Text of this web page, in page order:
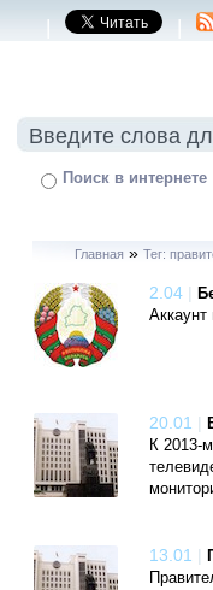
| |
Поиск в интернете
Главная » Тег:
2.04 |
Аккаунт
20.01 |
К 2013-
13.01 |